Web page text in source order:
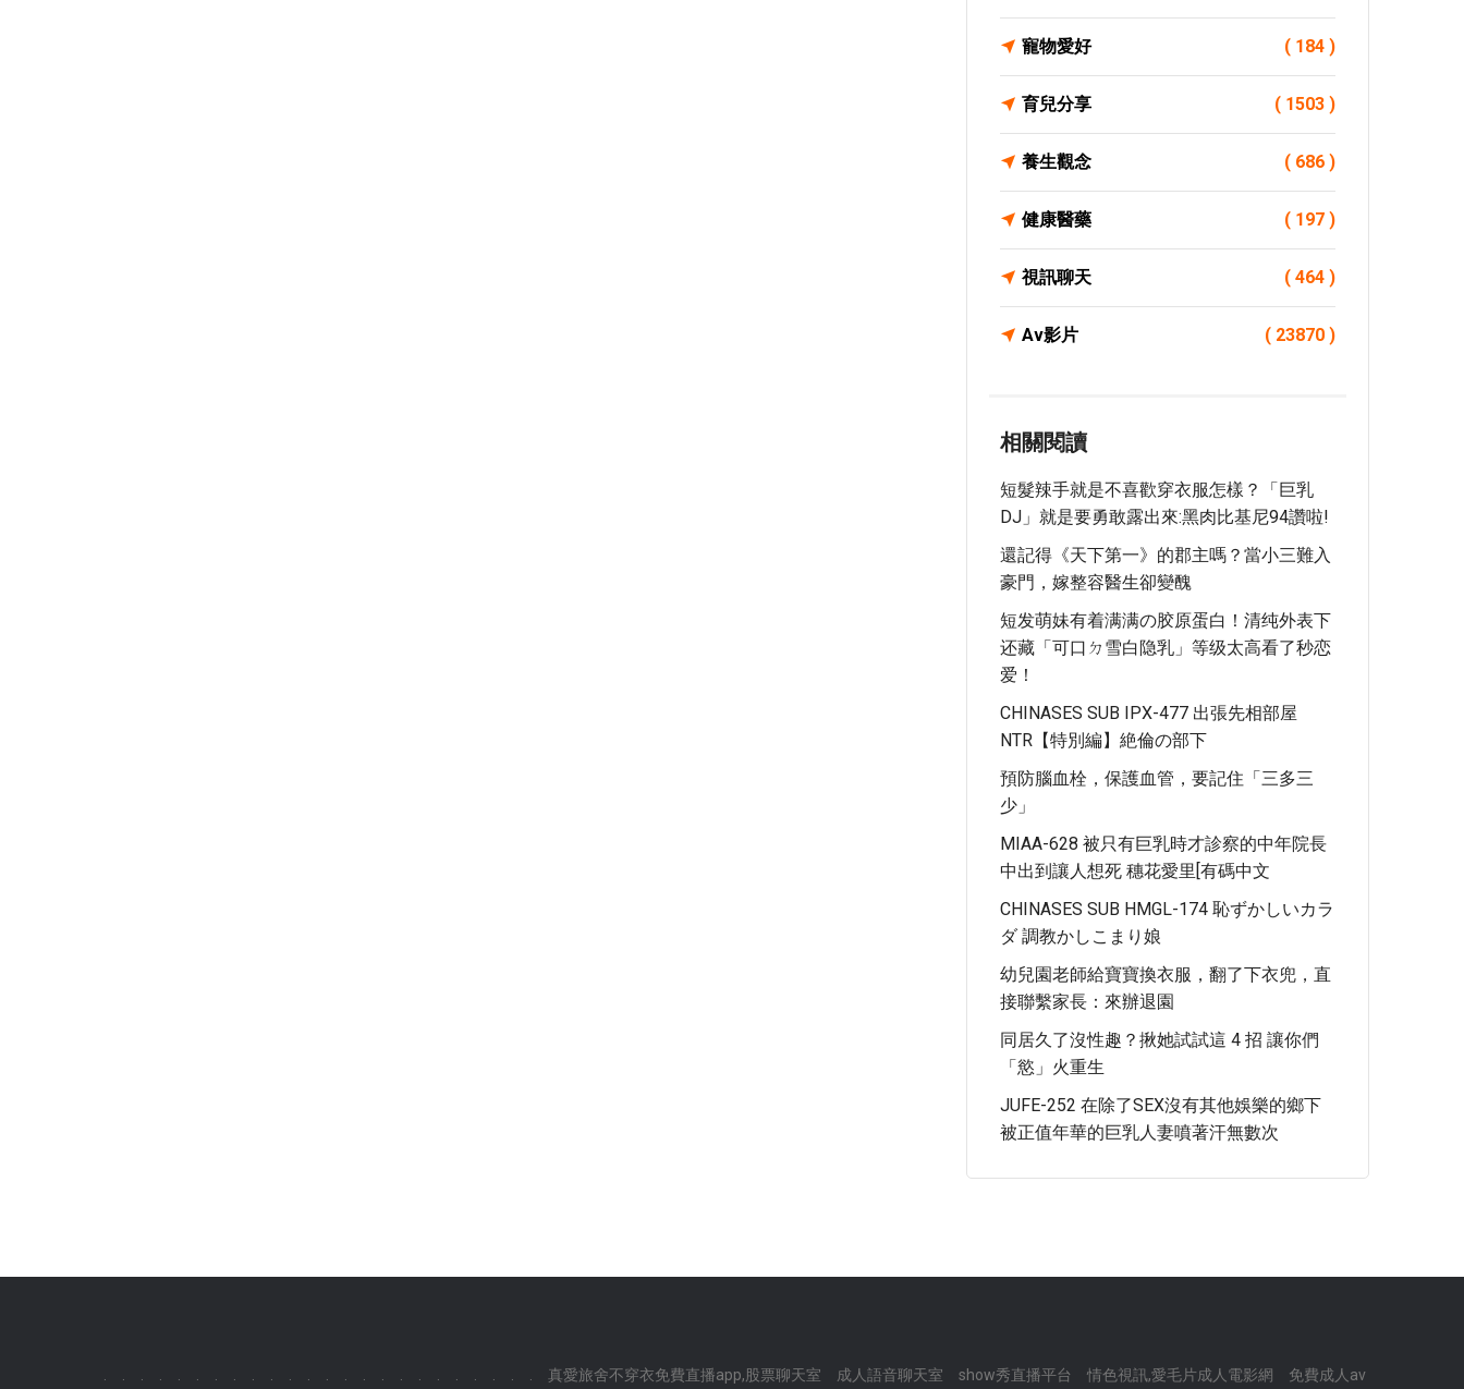
寵物愛好 ( 184 )
育兒分享 ( 1503 )
養生觀念 ( 686 )
健康醫藥 ( 197 )
視訊聊天 ( 464 )
Av影片 ( 23870 )
相關閱讀
短髮辣手就是不喜歡穿衣服怎樣？「巨乳
DJ」就是要勇敢露出來:黑肉比基尼94讚啦!
還記得《天下第一》的郡主嗎？當小三難入
豪門，嫁整容醫生卻變醜
短发萌妹有着满满の胶原蛋白！清纯外表下
还藏「可口ㄉ雪白隐乳」等级太高看了秒恋
爱！
CHINASES SUB IPX-477 出張先相部屋
NTR【特別編】絶倫の部下
預防腦血栓，保護血管，要記住「三多三
少」
MIAA-628 被只有巨乳時才診察的中年院長
中出到讓人想死 穗花愛里[有碼中文
CHINASES SUB HMGL-174 恥ずかしいカラ
ダ 調教かしこまり娘
幼兒園老師給寶寶換衣服，翻了下衣兜，直
接聯繫家長：來辦退園
同居久了沒性趣？揪她試試這 4 招 讓你們
「慾」火重生
JUFE-252 在除了SEX沒有其他娛樂的鄉下
被正值年華的巨乳人妻噴著汗無數次
真愛旅舍不穿衣免費直播app,股票聊天室 成人語音聊天室 show秀直播平台 情色視訊,愛毛片成人電影網 免費成人av